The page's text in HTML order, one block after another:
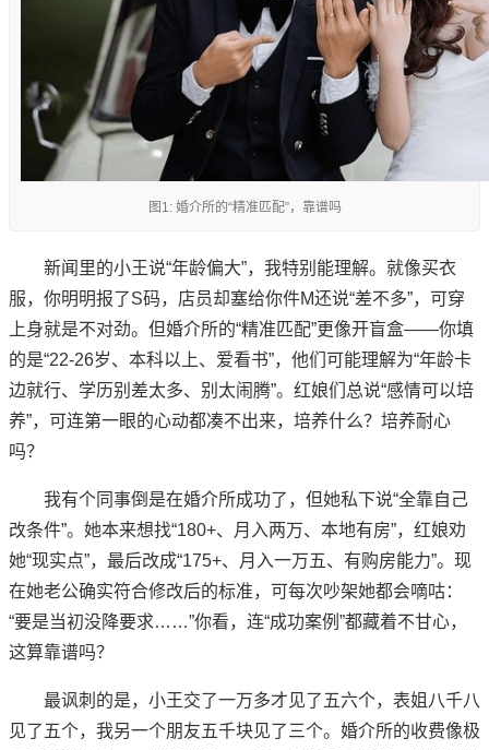
图1: 婚介所的“精准匹配”，靠谱吗
新闻里的小王说“年龄偏大”，我特别能理解。就像买衣
服，你明明报了S码，店员却塞给你件M还说“差不多”，可穿
上身就是不对劲。但婚介所的“精准匹配”更像开盲盒——你填
的是“22-26岁、本科以上、爱看书”，他们可能理解为“年龄卡
边就行、学历别差太多、别太闹腾”。红娘们总说“感情可以培
养”，可连第一眼的心动都凑不出来，培养什么？培养耐心
吗？
我有个同事倒是在婚介所成功了，但她私下说“全靠自己
改条件”。她本来想找“180+、月入两万、本地有房”，红娘劝
她“现实点”，最后改成“175+、月入一万五、有购房能力”。现
在她老公确实符合修改后的标准，可每次吵架她都会嘀咕：
“要是当初没降要求……”你看，连“成功案例”都藏着不甘心，
这算靠谱吗？
最讽刺的是，小王交了一万多才见了五六个，表姐八千八
见了五个，我另一个朋友五千块见了三个。婚介所的收费像极